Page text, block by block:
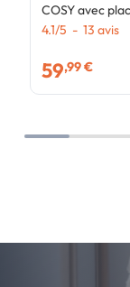
COSY avec
range bouteilles
4.1/5 - 13 avis
59,99 €